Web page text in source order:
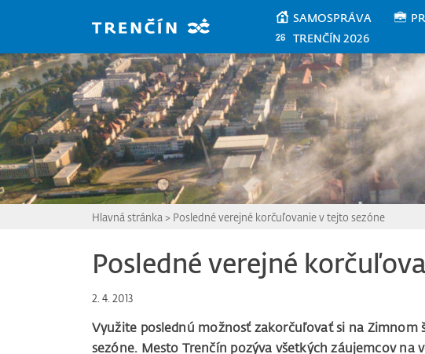
SAMOSPRÁVA
TRENČÍN 2026
Hlavná stránka > Posledné verejné korčuľovanie v tejto sezóne
Posledné verejné
2. 4. 2013
Využite poslednú možnosť zakorčuľovať si na Zimnom
sezóne. Mesto Trenčín pozýva všetkých záujemcov na